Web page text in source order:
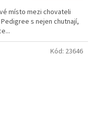
místo mezi chovateli
s nejen chutnají,
Kód: 23646